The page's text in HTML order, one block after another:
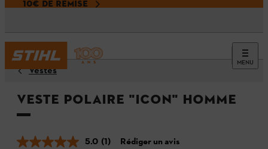
10€ DE REMISE
MENU
Vestes
Veste polaire "ICON" Homme
5.0 (1) Rédiger un avis